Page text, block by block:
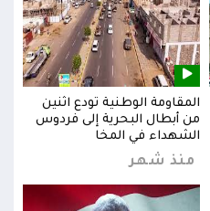
المقاومة الوطنية تودع اثنين
من أبطال البحرية إلى فردوس
الشهداء في المخا
منذ شهر